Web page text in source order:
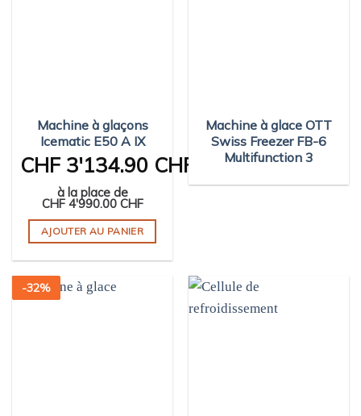
Machine à glaçons
Icematic E50 A IX
CHF3'134.90 CHF
à la place de
CHF4'990.00 CHF
AJOUTER AU PANIER
Machine à glace OTT
Swiss Freezer FB-6
Multifunction 3
-32%